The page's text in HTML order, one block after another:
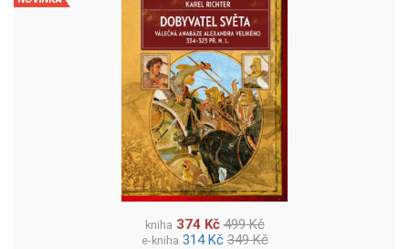
kniha 374 Kč 499 Kč
e-kniha 314 Kč 349 Kč